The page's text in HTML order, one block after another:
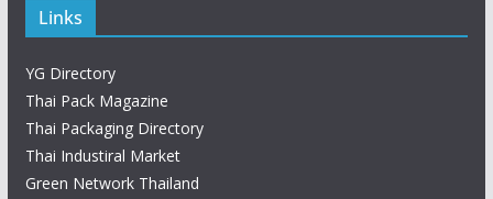
Links
YG Directory
Thai Pack Magazine
Thai Packaging Directory
Thai Industiral Market
Green Network Thailand